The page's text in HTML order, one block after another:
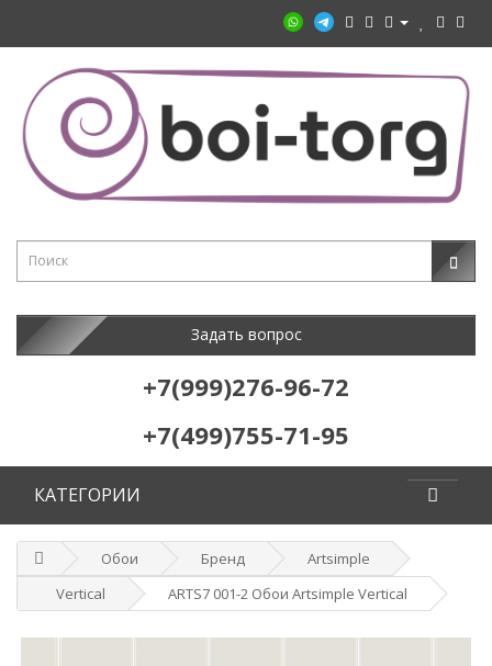
Задать вопрос
+7(999)276-96-72
+7(499)755-71-95
КАТЕГОРИИ
Обои Бренд
Artsimple
Vertical
ARTS7 001-2 Обои Artsimple Vertical